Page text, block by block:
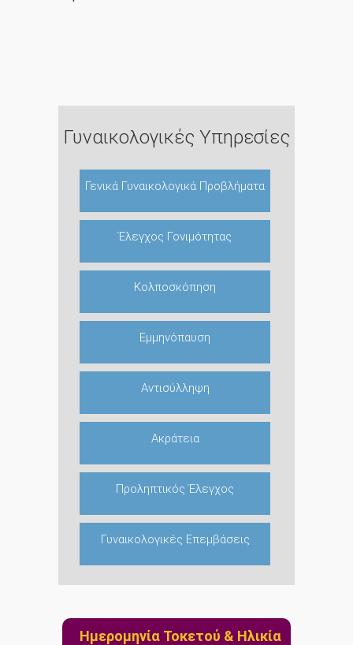
Γυναικολογικές Υπηρεσίες
Γενικά Γυναικολογικά Προβλήματα
Έλεγχος Γονιμότητας
Κολποσκόπηση
Εμμηνόπαυση
Αντισύλληψη
Ακράτεια
Προληπτικός Έλεγχος
Γυναικολογικές Επεμβάσεις
Ημερομηνία Τοκετού & Ηλικία